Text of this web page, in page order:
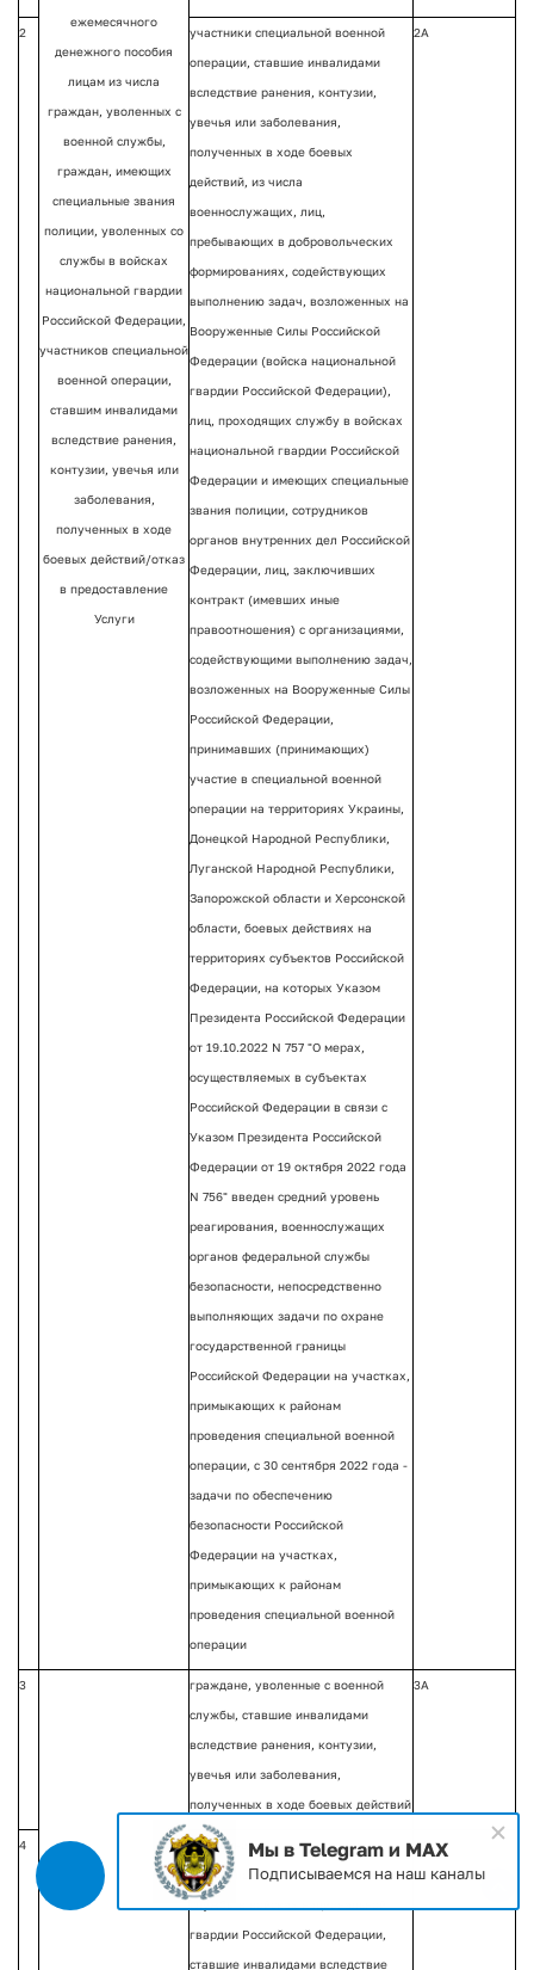
ежемесячного
денежного пособия
лицам из числа
граждан, уволенных с
военной службы,
граждан, имеющих
специальные звания
полиции, уволенных со
службы в войсках
национальной гвардии
Российской Федерации,
участников специальной
военной операции,
ставшим инвалидами
вследствие ранения,
контузии, увечья или
заболевания,
полученных в ходе
боевых действий/отказ
в предоставление
Услуги
2 участники специальной военной
операции, ставшие инвалидами
вследствие ранения, контузии,
увечья или заболевания,
полученных в ходе боевых
действий, из числа
военнослужащих, лиц,
пребывающих в добровольческих
формированиях, содействующих
выполнению задач, возложенных на
Вооруженные Силы Российской
Федерации (войска национальной
гвардии Российской Федерации),
лиц, проходящих службу в войсках
национальной гвардии Российской
Федерации и имеющих специальные
звания полиции, сотрудников
органов внутренних дел Российской
Федерации, лиц, заключивших
контракт (имевших иные
правоотношения) с организациями,
содействующими выполнению задач,
возложенных на Вооруженные Силы
Российской Федерации,
принимавших (принимающих)
участие в специальной военной
операции на территориях Украины,
Донецкой Народной Республики,
Луганской Народной Республики,
Запорожской области и Херсонской
области, боевых действиях на
территориях субъектов Российской
Федерации, на которых Указом
Президента Российской Федерации
от 19.10.2022 N 757 "О мерах,
осуществляемых в субъектах
Российской Федерации в связи с
Указом Президента Российской
Федерации от 19 октября 2022 года
N 756" введен средний уровень
реагирования, военнослужащих
органов федеральной службы
безопасности, непосредственно
выполняющих задачи по охране
государственной границы
Российской Федерации на участках,
примыкающих к районам
проведения специальной военной
операции, с 30 сентября 2022 года -
задачи по обеспечению
безопасности Российской
Федерации на участках,
примыкающих к районам
проведения специальной военной
операции
2А
3 граждане, уволенные с военной
службы, ставшие инвалидами
вследствие ранения, контузии,
увечья или заболевания,
полученных в ходе боевых действий
3А
4 граждане, имеющие специальные
звания полиции, уволенные со
службы в войсках национальной
гвардии Российской Федерации,
ставшие инвалидами вследствие
4А
Мы в Telegram и MAX
Подписываемся на наш каналы